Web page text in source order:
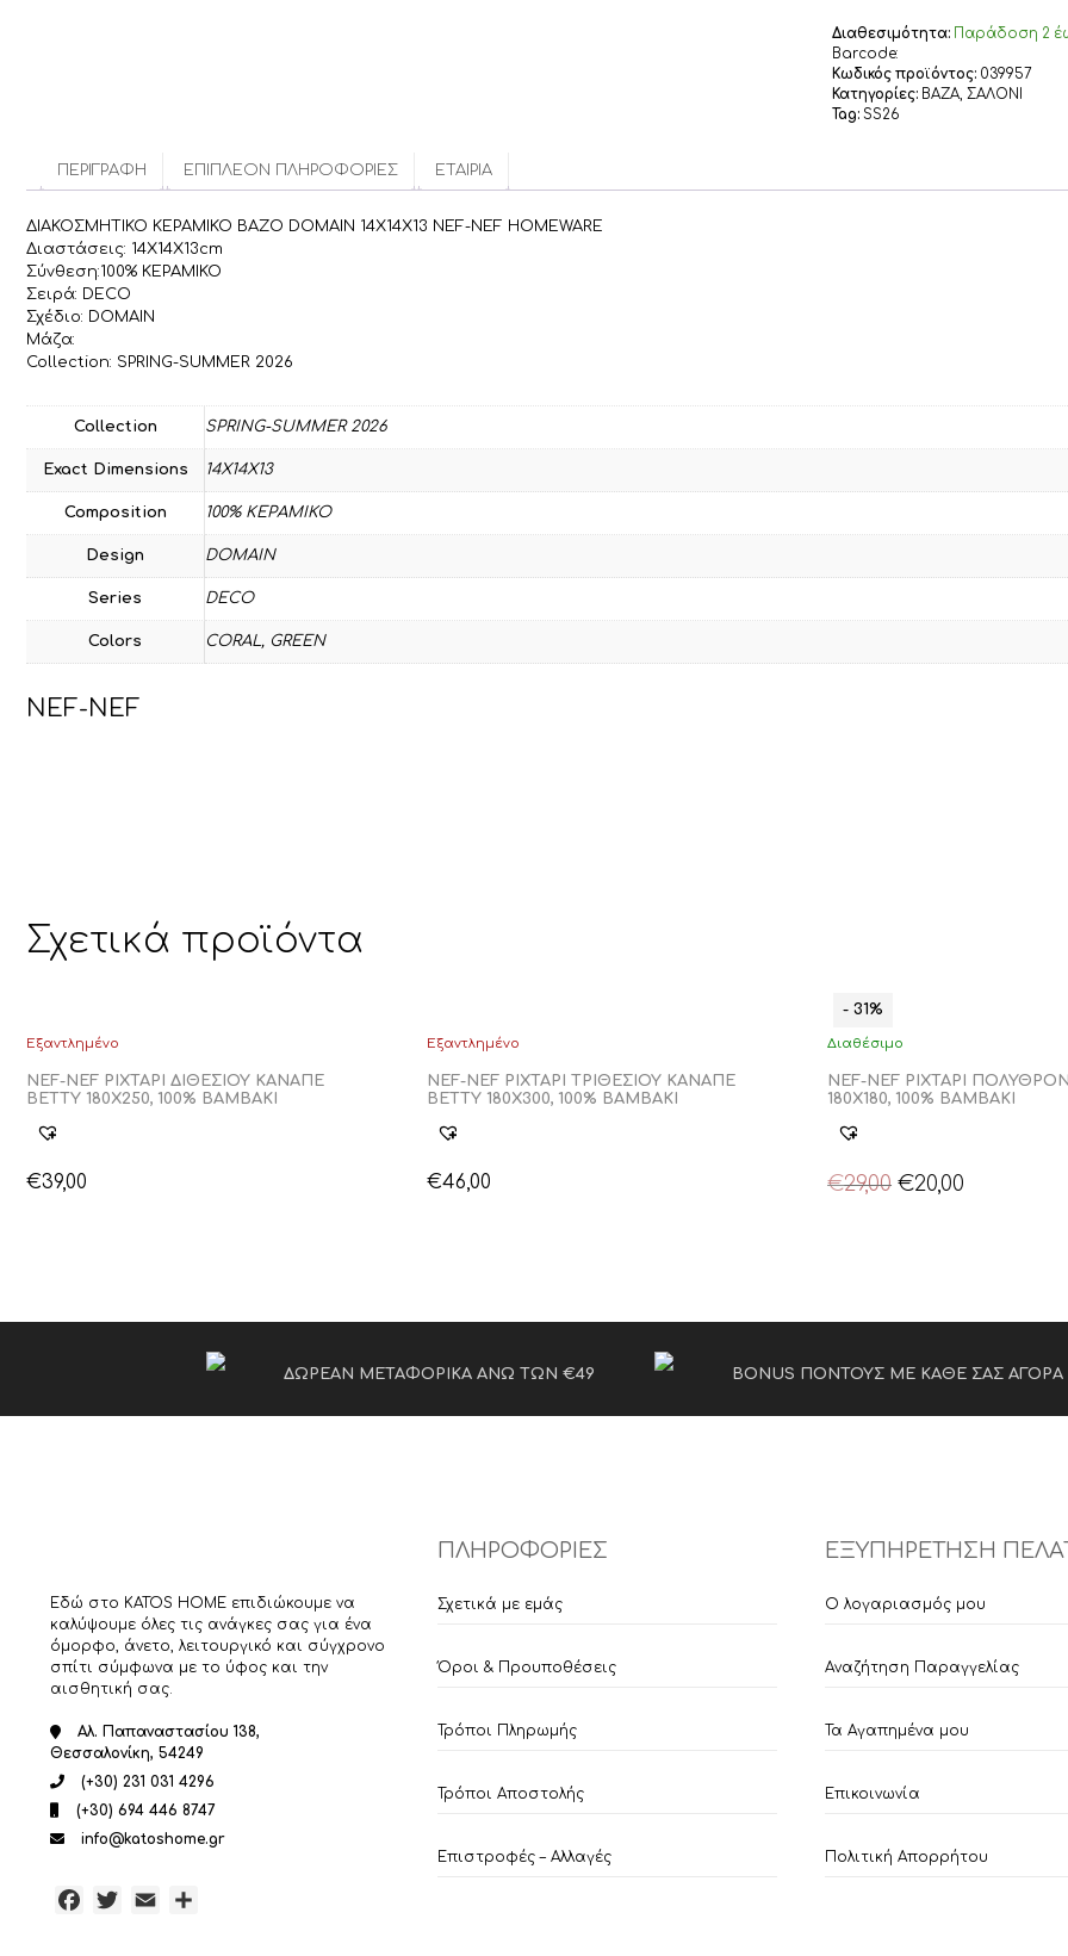
NEF-
NEF
HOMEWARE,
100%
ΚΕΡΑΜΙΚΟ
Διαθεσιμότητα: Παράδoση 2
Barcode:
Κωδικός προϊόντος: 039957
Κατηγορίες: ΒΑΖΑ, ΣΑΛΟΝΙ
Tag: SS26
ΠΕΡΙΓΡΑΦΉ ΕΠΙΠΛΈΟΝ ΠΛΗΡΟΦΟΡΊΕΣ ΕΤΑΙΡΊΑ
ΔΙΑΚΟΣΜΗΤΙΚΟ ΚΕΡΑΜΙΚΟ ΒΑΖΟ DOMAIN 14X14X13 NEF-NEF HOMEWARE
Διαστάσεις: 14X14X13cm
Σύνθεση:100% ΚΕΡΑΜΙΚΟ
Σειρά: DECO
Σχέδιο: DOMAIN
Μάζα:
Collection: SPRING-SUMMER 2026
Collection SPRING-SUMMER 2026
Exact Dimensions 14X14X13
Composition 100% ΚΕΡΑΜΙΚΟ
Design DOMAIN
Series DECO
Colors CORAL, GREEN
NEF-NEF
Σχετικά προϊόντα
Εξαντλημένο
NEF-NEF ΡΙΧΤΑΡΙ ΔΙΘΕΣΙΟΥ ΚΑΝΑΠΕ
BETTY 180Χ250, 100% BAMBAKI
€39,00
Εξαντλημένο
NEF-NEF ΡΙΧΤΑΡΙ ΤΡΙΘΕΣΙΟΥ ΚΑΝΑΠΕ
BETTY 180Χ300, 100% BAMBAKI
€46,00
- 31%
Διαθέσιμο
NEF-NEF ΡΙΧΤΑΡΙ
180Χ180, 100% BAMBAKI
€29,00 Original
€20,00
ΔΩΡΕΑΝ ΜΕΤΑΦΟΡΙΚΑ ΑΝΩ ΤΩΝ €49 BONUS ΠΟΝΤΟΥΣ ΜΕ ΚΑΘΕ ΣΑΣ ΑΓΟΡΑ
Εδώ στο KATOS HOME επιδιώκουμε να
καλύψουμε όλες τις ανάγκες σας για ένα
όμορφο, άνετο, λειτουργικό και σύγχρονο
σπίτι σύμφωνα με το ύφος και την
αισθητική σας.
Αλ. Παπαναστασίου 138,
Θεσσαλονίκη, 54249
(+30) 231 031 4296
(+30) 694 446 8747
info@katoshome.gr
Facebook
TwitterEmail
ΠΛΗΡΟΦΟΡΙΕΣ
Σχετικά με εμάς
Όροι & Προυποθέσεις
Τρόποι Πληρωμής
Τρόποι Αποστολής
Επιστροφές – Αλλαγές
ΕΞΥΠΗΡΕΤΗΣΗ
Ο λογαριασμός μου
Αναζήτηση Παραγγελίας
Τα Αγαπημένα μου
Επικοινωνία
Πολιτική Απορρήτου